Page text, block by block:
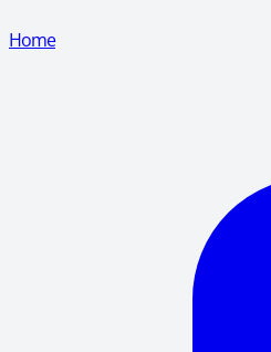
Home